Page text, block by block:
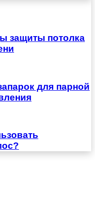
защиты потолка
для парной